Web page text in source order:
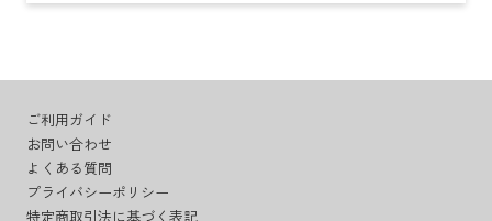
ご利用ガイド
お問い合わせ
よくある質問
プライバシーポリシー
特定商取引法に基づく表記